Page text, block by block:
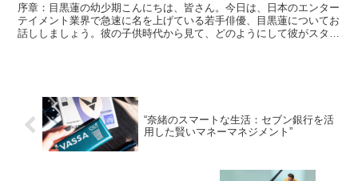
序章：目黒蓮の幼少期こんにちは、皆さん。今日は、日本のエンター
テイメント業界で急速に名を上げている若手俳優、目黒蓮についてお
話ししましょう。彼の子供時代から見て、どのようにして彼がスター
“奈緒のスマートな生活：セブン銀行を活
用した賢いマネーマネジメント”